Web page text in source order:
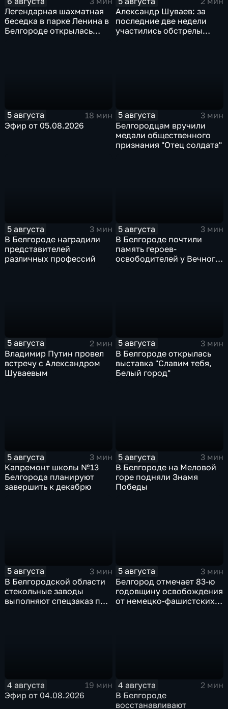
Легендарная шахматная
беседка в парке Ленина в
Белгороде открылась
Александр Шуваев: за
последние две недели
участились обстрелы
5 августа
18 мин
Эфир от 05.08.2026
5 августа
3 мин
Белгородцам вручили
медали общественного
признания "Отец солдата"
5 августа
3 мин
В Белгороде наградили
представителей
различных профессий
5 августа
3 мин
В Белгороде почтили
память героев-
освободителей у Вечного
5 августа
2 мин
Владимир Путин провел
встречу с Александром
Шуваевым
5 августа
3 мин
В Белгороде открылась
выставка "Славим тебя,
Белый город"
5 августа
3 мин
Капремонт школы №13
Белгорода планируют
завершить к декабрю
5 августа
3 мин
В Белгороде на Меловой
горе подняли Знамя
Победы
5 августа
3 мин
В Белгородской области
стекольные заводы
выполняют спецзаказ по
5 августа
3 мин
Белгород отмечает 83-ю
годовщину освобождения
от немецко-фашистских
4 августа
19 мин
Эфир от 04.08.2026
4 августа
2 мин
В Белгороде
восстанавливают